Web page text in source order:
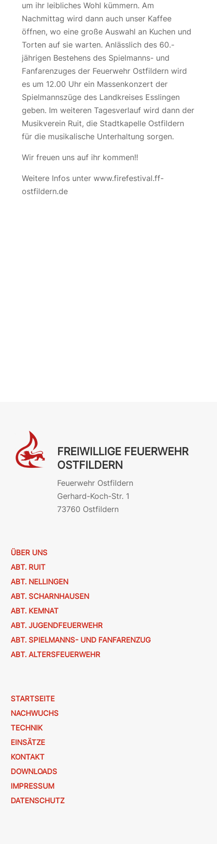
um ihr leibliches Wohl kümmern. Am
Nachmittag wird dann auch unser Kaffee
öffnen, wo eine große Auswahl an Kuchen und
Torten auf sie warten. Anlässlich des 60.-
jährigen Bestehens des Spielmanns- und
Fanfarenzuges der Feuerwehr Ostfildern wird
es um 12.00 Uhr ein Massenkonzert der
Spielmannszüge des Landkreises Esslingen
geben. Im weiteren Tagesverlauf wird dann der
Musikverein Ruit, die Stadtkapelle Ostfildern
für die musikalische Unterhaltung sorgen.
Wir freuen uns auf ihr kommen!!
Weitere Infos unter www.firefestival.ff-
ostfildern.de
FREIWILLIGE FEUERWEHR
OSTFILDERN
Feuerwehr Ostfildern
Gerhard-Koch-Str. 1
73760 Ostfildern
ÜBER UNS
ABT. RUIT
ABT. NELLINGEN
ABT. SCHARNHAUSEN
ABT. KEMNAT
ABT. JUGENDFEUERWEHR
ABT. SPIELMANNS- UND FANFARENZUG
ABT. ALTERSFEUERWEHR
STARTSEITE
NACHWUCHS
TECHNIK
EINSÄTZE
KONTAKT
DOWNLOADS
IMPRESSUM
DATENSCHUTZ